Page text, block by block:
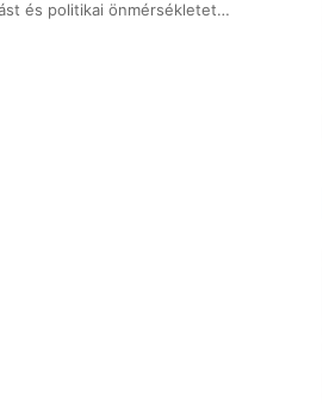
és politikai önmérsékletet…